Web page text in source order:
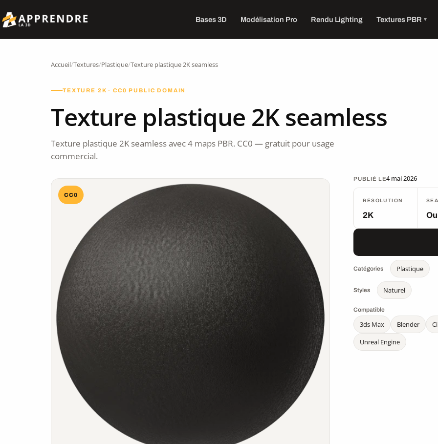
Bases 3D Modélisation Pro Rendu Lighting Textures PBR
Accueil/Textures/Plastique/Texture plastique 2K seamless
TEXTURE 2K · CC0 PUBLIC DOMAIN
Texture plastique 2K seamless
Texture plastique 2K seamless avec 4 maps PBR. CC0 — gratuit pour usage
commercial.
CC0
PUBLIÉ LE4 mai 2026
RÉSOLUTION
2K
Catégories Plastique
Styles Naturel
Compatible
3ds Max Blender
Unreal Engine